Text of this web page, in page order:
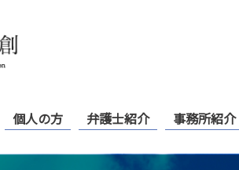
個人の方 弁護士紹介 事務所紹介